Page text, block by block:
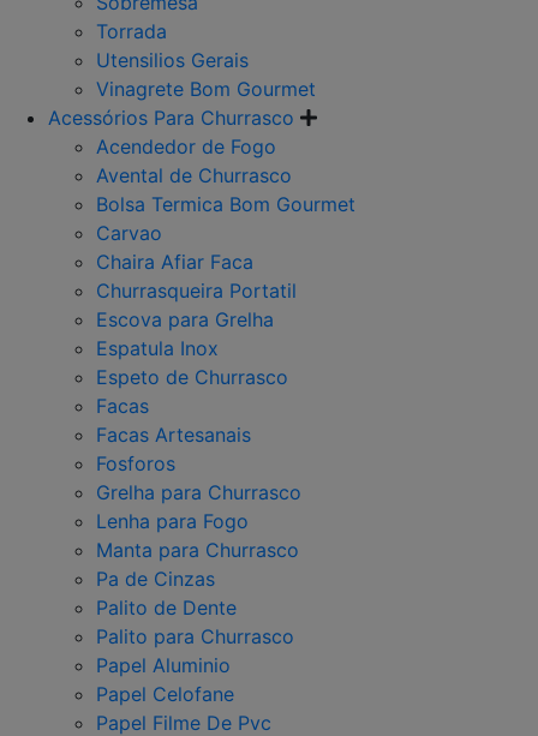
Torrada
Utensilios Gerais
Vinagrete Bom Gourmet
Acessórios Para Churrasco
Acendedor de Fogo
Avental de Churrasco
Bolsa Termica Bom Gourmet
Carvao
Chaira Afiar Faca
Churrasqueira Portatil
Escova para Grelha
Espatula Inox
Espeto de Churrasco
Facas
Facas Artesanais
Fosforos
Grelha para Churrasco
Lenha para Fogo
Manta para Churrasco
Pa de Cinzas
Palito de Dente
Palito para Churrasco
Papel Aluminio
Papel Celofane
Papel Filme De Pvc